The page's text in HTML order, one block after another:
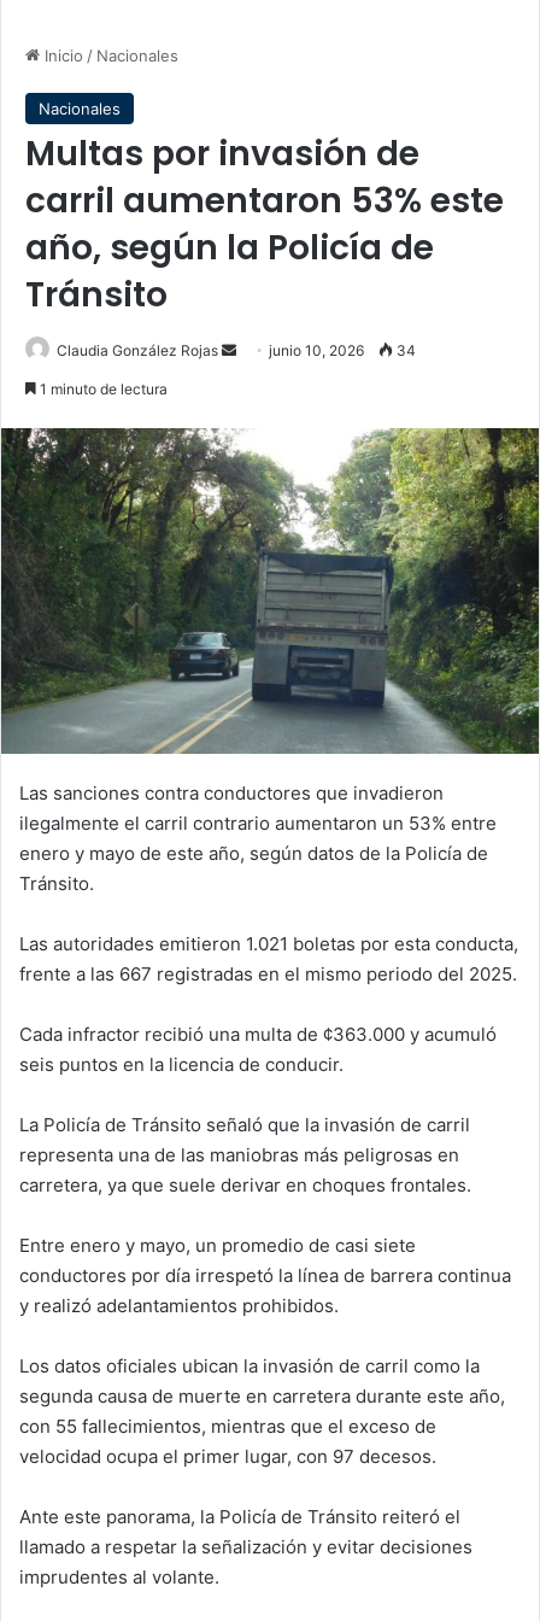
Inicio / Nacionales
Nacionales
Multas por invasión de
carril aumentaron 53% este
año, según la Policía de
Tránsito
Claudia González Rojas
Sendjunio 10, 2026 34
1 minuto de lectura
Las sanciones contra conductores que invadieron
ilegalmente el carril contrario aumentaron un 53% entre
enero y mayo de este año, según datos de la Policía de
Tránsito.
Las autoridades emitieron 1.021 boletas por esta conducta,
frente a las 667 registradas en el mismo periodo del 2025.
Cada infractor recibió una multa de ¢363.000 y acumuló
seis puntos en la licencia de conducir.
La Policía de Tránsito señaló que la invasión de carril
representa una de las maniobras más peligrosas en
carretera, ya que suele derivar en choques frontales.
Entre enero y mayo, un promedio de casi siete
conductores por día irrespetó la línea de barrera continua
y realizó adelantamientos prohibidos.
Los datos oficiales ubican la invasión de carril como la
segunda causa de muerte en carretera durante este año,
con 55 fallecimientos, mientras que el exceso de
velocidad ocupa el primer lugar, con 97 decesos.
Ante este panorama, la Policía de Tránsito reiteró el
llamado a respetar la señalización y evitar decisiones
imprudentes al volante.